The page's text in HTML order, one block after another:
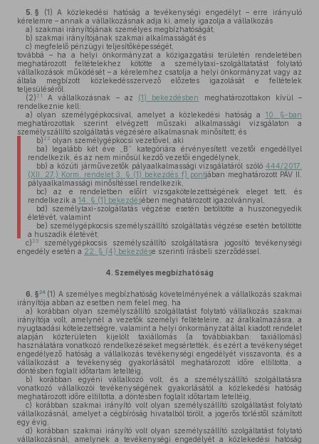
5. § (1) A közlekedési hatóság a tevékenységi engedélyt – erre irányuló
kérelemre – annak a vállalkozásnak adja ki, amely igazolja a vállalkozás
a) szakmai irányítójának személyes megbízhatóságát,
b) szakmai irányítójának szakmai alkalmasságát és
c) megfelelő pénzügyi teljesítőképességét,
továbbá – ha a helyi önkormányzat a közigazgatási területén rendeletében
meghatározott feltételekhez kötötte a személytaxi-szolgáltatatást folytató
vállalkozások működését – a kérelemhez csatolja a helyi önkormányzat vagy az
általa megbízott közlekedésszervező előzetes igazolását e feltételek
teljesüléséről.
(2) 21 A vállalkozásnak – az (1) bekezdésben
meghatározottakon kívül –
rendelkeznie kell:
a) olyan személygépkocsival, amelyet a közlekedési hatóság a 10. §-ban
meghatározottak szerint elvégzett műszaki alkalmassági vizsgálaton a
személyszállító szolgáltatás végzésére alkalmasnak minősített; és
b) 22 olyan személygépkocsi vezetővel, aki
ba) legalább két éve „B” kategóriára érvényesített vezetői engedéllyel
rendelkezik, és az nem minősül kezdő vezetői engedélynek,
bb) a közúti járművezetők pályaalkalmassági vizsgálatáról szóló 444/2017.
(XII. 27.) Korm. rendelet 3. § (1) bekezdés f) pontjában meghatározott PÁV II.
pályaalkalmassági minősítéssel rendelkezik,
bc) az e rendeletben előírt vizsgakötelezettségének eleget tett, és
rendelkezik a 14. § (1) bekezdésében meghatározott igazolvánnyal,
bd) személytaxi-szolgáltatás végzése esetén betöltötte a huszonegyedik
életévét, valamint
be) személygépkocsis személyszállító szolgáltatás végzése esetén betöltötte
a huszadik életévét;
c) 23
személygépkocsis személyszállító szolgáltatásra jogosító tevékenységi
engedély esetén a 22. § (4) bekezdése szerinti írásbeli szerződéssel.
4. Személyes megbízhatóság
6. §24 (1) A személyes megbízhatóság követelményének a vállalkozás szakmai
irányítója abban az esetben nem felel meg, ha
a) korábban olyan személyszállító szolgáltatást folytató vállalkozás szakmai
irányítója volt, amelynél a vezetők személyi feltételeire, az áralkalmazásra, a
nyugtaadási kötelezettségre, valamint a helyi önkormányzat által kiadott rendelet
alapján közterületen kijelölt taxiállomás (a továbbiakban: taxiállomás)
használatára vonatkozó rendelkezéseket megsértették, és ezért a tevékenységet
engedélyező hatóság a vállalkozás tevékenységi engedélyét visszavonta, és a
vállalkozást a tevékenység gyakorlásától meghatározott időre eltiltotta, a
döntésben foglalt időtartam leteltéig,
b) korábban egyéni vállalkozó volt, és a személyszállító szolgáltatásra
vonatkozó vállalkozói tevékenységének gyakorlásától a közlekedési hatóság
meghatározott időre eltiltotta, a döntésben foglalt időtartam leteltéig,
c) korábban szakmai irányító volt olyan személyszállító szolgáltatást folytató
vállalkozásnál, amelyet a cégbíróság hivatalból törölt, a jogerős törléstől számított
egy évig,
d) korábban szakmai irányító volt olyan személyszállító szolgáltatást folytató
vállalkozásnál, amelynek a tevékenységi engedélyét a közlekedési hatóság